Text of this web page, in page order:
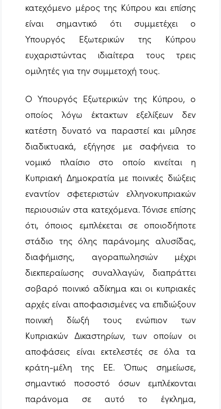
κατεχόμενο μέρος της Κύπρου και επίσης
είναι σημαντικό ότι συμμετέχει ο
Υπουργός Εξωτερικών της Κύπρου
ευχαριστώντας ιδιαίτερα τους τρεις
ομιλητές για την συμμετοχή τους.
Ο Υπουργός Εξωτερικών της Κύπρου, ο
οποίος λόγω έκτακτων εξελίξεων δεν
κατέστη δυνατό να παραστεί και μίλησε
διαδικτυακά, εξήγησε με σαφήνεια το
νομικό πλαίσιο στο οποίο κινείται η
Κυπριακή Δημοκρατία με ποινικές διώξεις
εναντίον σφετεριστών ελληνοκυπριακών
περιουσιών στα κατεχόμενα. Τόνισε επίσης
ότι, όποιος εμπλέκεται σε οποιοδήποτε
στάδιο της όλης παράνομης αλυσίδας,
διαφήμισης, αγοραπωλησιών μέχρι
διεκπεραίωσης συναλλαγών, διαπράττει
σοβαρό ποινικό αδίκημα και οι κυπριακές
αρχές είναι αποφασισμένες να επιδιώξουν
ποινική δίωξή τους ενώπιον των
Κυπριακών Δικαστηρίων, των οποίων οι
αποφάσεις είναι εκτελεστές σε όλα τα
κράτη-μέλη της ΕΕ. Όπως σημείωσε,
σημαντικό ποσοστό όσων εμπλέκονται
παράνομα σε αυτό το έγκλημα,